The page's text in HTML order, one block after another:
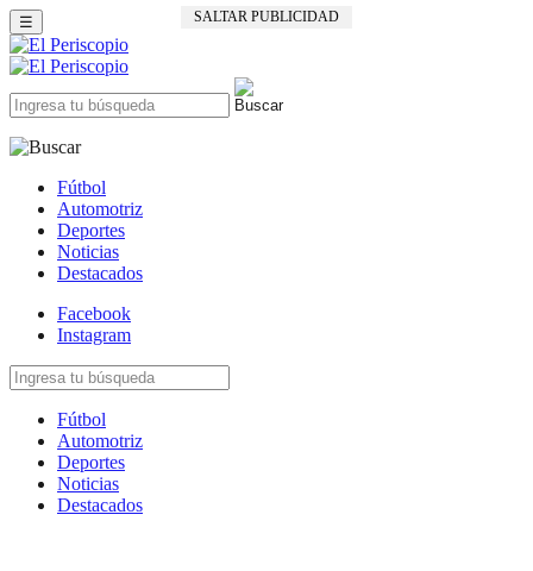
☰
Fútbol
Automotriz
Deportes
Noticias
Destacados
Facebook
Instagram
Fútbol
Automotriz
Deportes
Noticias
Destacados